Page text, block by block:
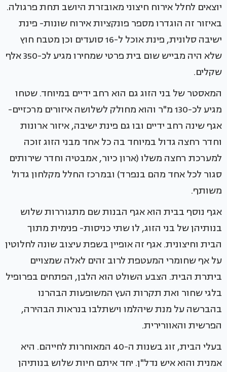
יוצאים לחלל אירוח חיצוני מאובזרת היושב תחת פרגולה.
באיזור זה הוגדרו מספר פונקציות אירוח שונות- פינת
ישיבה סלונית, פינת אוכל ל-16 סועדים וכן מטבח חוץ
שלא היה מבייש שום בית פרטי שמחירו מגיע לכ-350 אלף
שקלים.
המאסטר של בני הזוג גם הוא רחב ידיים במיוחד. שטחו
מגיע לכ-130 מ"ר והוא מחולק לשלושה איזורים מרכזיים-
אגף שינה רחב ידיים ובו גם פינת ישיבה, איזור ארונות
וחדר רחצה גדול במיוחד בה כל אחד מבני הזוג זוכה
למערכת רחצה משלו (ארון כיור, אמבטיה וחדר שירותים
סגור לכל אחד מהם בנפרד) ובמרכז החלל מקלחון גדול
משותף.
אגף נוסף בבית הוא אגף הבנות שם מתגוררות שלוש
בנותיהן של בני הזוג, לו שתי כניסות- פנימית מתוך
הבית וחיצונית. אגף זה אופיין בשפת עיצוב שונה לחלוטין
על אף שחומרי המעטפת לרוב זהים לאלה שמצויים
ביתרת הבית. הצבע השולט הוא הלבן, הפתחים בפרופיל
בלגי שחור ואת תקרות העץ המשופעות הבהרנו
בהברשה על מנת שיהלמו וישתלבו בנראות הבהירה,
הפרשית והאוורירית.
בעלי הבית, זוג בשנות ה-40 המאוחרות לחייהם. היא
אמנית והוא איש נדל"ן. יחד איתם חיות שלוש בנותיהן